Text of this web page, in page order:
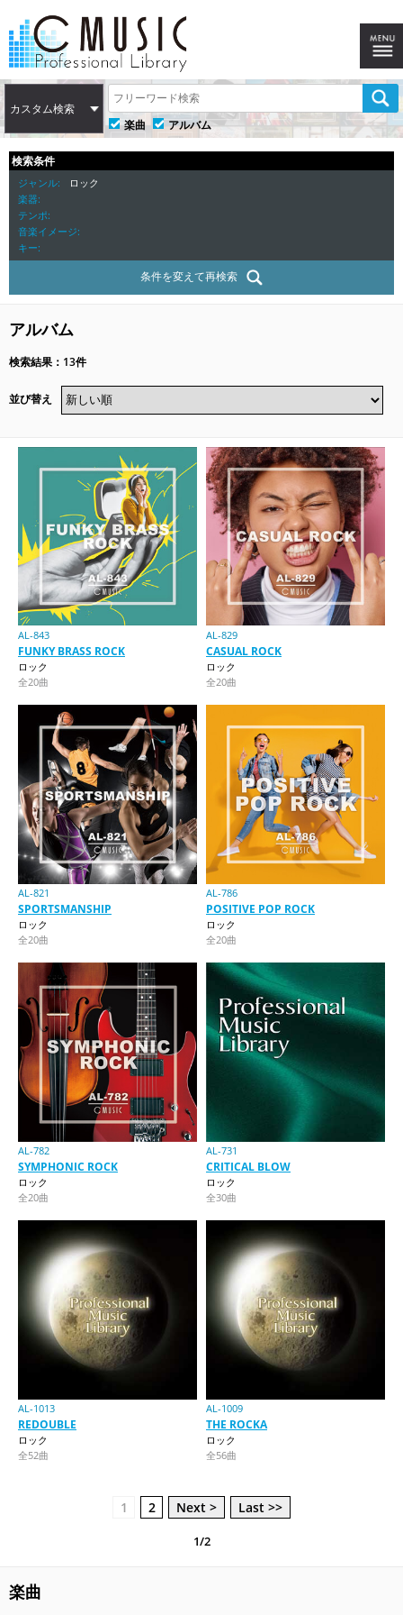
カスタム検索
楽曲
アルバム
検索条件
ジャンル
ロック
楽器
テンポ
音楽イメージ
キー
条件を変えて再検索
アルバム
検索結果：13件
並び替え
AL-843
FUNKY BRASS ROCK
ロック
全20曲
AL-829
CASUAL ROCK
ロック
全20曲
AL-821
SPORTSMANSHIP
ロック
全20曲
AL-786
POSITIVE POP ROCK
ロック
全20曲
AL-782
SYMPHONIC ROCK
ロック
全20曲
AL-731
CRITICAL BLOW
ロック
全30曲
AL-1013
REDOUBLE
ロック
全52曲
AL-1009
THE ROCKA
ロック
全56曲
1 2 Next > Last >>
1/2
楽曲